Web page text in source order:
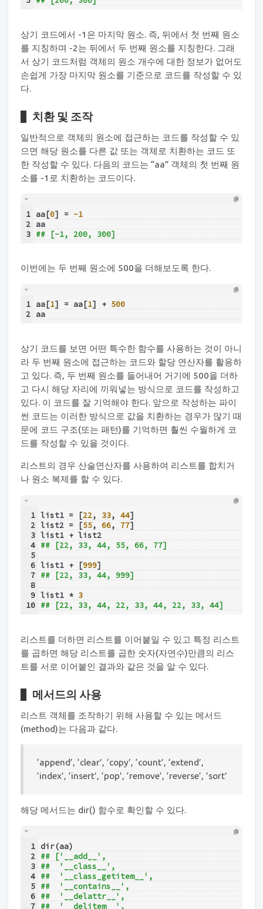
상기 코드에서 -1은 마지막 원소. 즉, 뒤에서 첫 번째 원소
를 지칭하며 -2는 뒤에서 두 번째 원소를 지칭한다. 그래
서 상기 코드처럼 객체의 원소 개수에 대한 정보가 없어도
손쉽게 가장 마지막 원소를 기준으로 코드를 작성할 수 있
다.
치환 및 조작
일반적으로 객체의 원소에 접근하는 코드를 작성할 수 있
으면 해당 원소를 다른 값 또는 객체로 치환하는 코드 또
한 작성할 수 있다. 다음의 코드는 “aa” 객체의 첫 번째 원
소를 -1로 치환하는 코드이다.
1
2
3
aa[0] = -1
aa
## [-1, 200, 300]
이번에는 두 번째 원소에 500을 더해보도록 한다.
1
2
aa[1] = aa[1] + 500
aa
상기 코드를 보면 어떤 특수한 함수를 사용하는 것이 아니
라 두 번째 원소에 접근하는 코드와 할당 연산자를 활용하
고 있다. 즉, 두 번째 원소를 들어내어 거기에 500을 더하
고 다시 해당 자리에 끼워넣는 방식으로 코드를 작성하고
있다. 이 코드를 잘 기억해야 한다. 앞으로 작성하는 파이
썬 코드는 이러한 방식으로 값을 치환하는 경우가 많기 때
문에 코드 구조(또는 패턴)를 기억하면 훨씬 수월하게 코
드를 작성할 수 있을 것이다.
리스트의 경우 산술연산자를 사용하여 리스트를 합치거
나 원소 복제를 할 수 있다.
1
2
3
4
5
6
7
8
9
10
list1 = [22, 33, 44]
list2 = [55, 66, 77]
list1 + list2
## [22, 33, 44, 55, 66, 77]
list1 + [999]
## [22, 33, 44, 999]
list1 * 3
## [22, 33, 44, 22, 33, 44, 22, 33, 44]
리스트를 더하면 리스트를 이어붙일 수 있고 특정 리스트
를 곱하면 해당 리스트를 곱한 숫자(자연수)만큼의 리스
트를 서로 이어붙인 결과와 같은 것을 알 수 있다.
메서드의 사용
리스트 객체를 조작하기 위해 사용할 수 있는 메서드
(method)는 다음과 같다.
‘append’, ‘clear’, ‘copy’, ‘count’, ‘extend’,
‘index’, ‘insert’, ‘pop’, ‘remove’, ‘reverse’, ‘sort’
해당 메서드는 dir() 함수로 확인할 수 있다.
1
2
3
4
5
6
7
dir(aa)
## ['__add__',
##  '__class__',
##  '__class_getitem__',
##  '__contains__',
##  '__delattr__',
##  '__delitem__',